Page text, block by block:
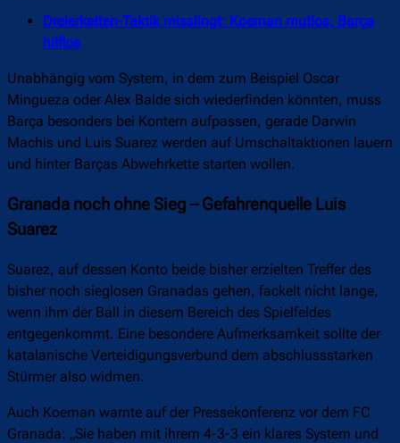
Dreierketten-Taktik misslingt: Koeman mutlos, Barça
hilflos
Unabhängig vom System, in dem zum Beispiel Oscar
Mingueza oder Alex Balde sich wiederfinden könnten, muss
Barça besonders bei Kontern aufpassen, gerade Darwin
Machis und Luis Suarez werden auf Umschaltaktionen lauern
und hinter Barças Abwehrkette starten wollen.
Granada noch ohne Sieg – Gefahrenquelle Luis
Suarez
Suarez, auf dessen Konto beide bisher erzielten Treffer des
bisher noch sieglosen Granadas gehen, fackelt nicht lange,
wenn ihm der Ball in diesem Bereich des Spielfeldes
entgegenkommt. Eine besondere Aufmerksamkeit sollte der
katalanische Verteidigungsverbund dem abschlussstarken
Stürmer also widmen.
Auch Koeman warnte auf der Pressekonferenz vor dem FC
Granada: „Sie haben mit ihrem 4-3-3 ein klares System und